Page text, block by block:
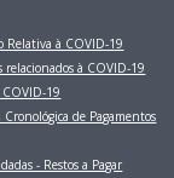
Relativa à COVID-19
relacionados à COVID-19
COVID-19
de Pagamentos
- Restos a Pagar